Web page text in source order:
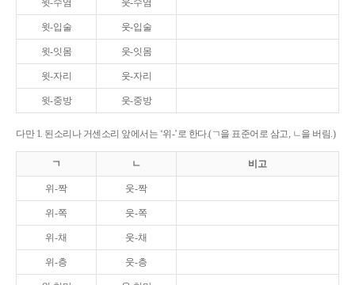
윗-수염 웃-수염
윗-입술 웃-입술
윗-잇몸 웃-잇몸
윗-자리 웃-자리
윗-중방 웃-중방
다만 1. 된소리나 거센소리 앞에서는 ‘위-’로 한다.(ㄱ을 표준어로 삼고, ㄴ을 버림.)
ㄱ ㄴ 비고
위-짝 웃-짝
위-쪽 웃-쪽
위-채 웃-채
위-층 웃-층